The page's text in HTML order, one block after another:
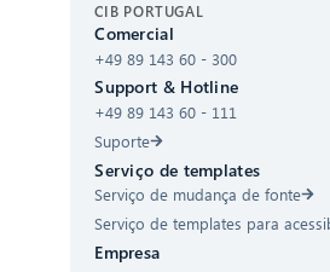
CIB PORTUGAL
Comercial
+49 89 143 60 - 300
Support & Hotline
+49 89 143 60 - 111
Suporte
Serviço de templates
Serviço de mudança de fonte
Serviço de templates para
Empresa
Olá! O que posso fazer por si?